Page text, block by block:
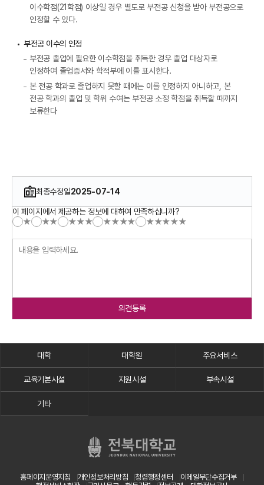
이수학점(21학점) 이상일 경우 별도로 부전공 신청을 받아 부전공으로
인정할 수 있다.
부전공 이수의 인정
부전공 졸업에 필요한 이수학점을 취득한 경우 졸업 대상자로
인정하여 졸업증서와 학적부에 이를 표시한다.
본 전공 학과로 졸업하지 못할 때에는 이를 인정하지 아니하고, 본
전공 학과의 졸업 및 학위 수여는 부전공 소정 학점을 취득할 때까지
보류한다
최종수정일2025-07-14
이 페이지에서 제공하는 정보에 대하여 만족하십니까?
★
★★ ★★★ ★★★★ ★★★★★
의견등록
대학 대학원 주요서비스
교육기본시설 지원시설 부속시설
기타
홈페이지운영지침 개인정보처리방침 청렴행정센터
이메일무단수집거부